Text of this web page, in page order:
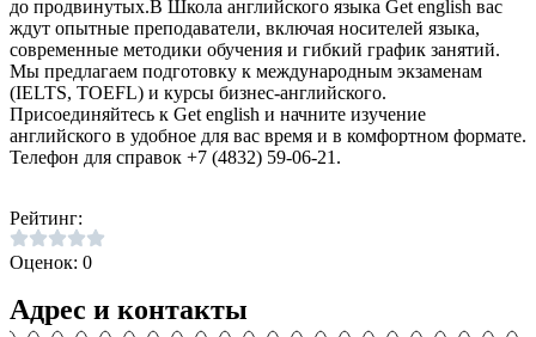
до продвинутых.В Школа английского языка Get english вас
ждут опытные преподаватели, включая носителей языка,
современные методики обучения и гибкий график занятий.
Мы предлагаем подготовку к международным экзаменам
(IELTS, TOEFL) и курсы бизнес-английского.
Присоединяйтесь к Get english и начните изучение
английского в удобное для вас время и в комфортном формате.
Телефон для справок +7 (4832) 59-06-21.
Рейтинг:
Оценок: 0
Адрес и контакты